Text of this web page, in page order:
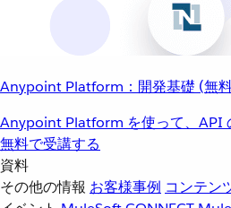
Anypoint Platform：開発基礎 (無
Anypoint Platform を使って、API
無料で受講する
資料
その他の情報 お客様事例 コンテン